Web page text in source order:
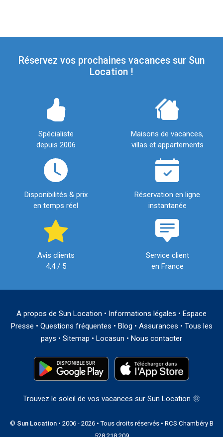
Réservez vos prochaines vacances sur Sun
Location !
Spécialiste
depuis 2006
Maisons de vacances,
villas et appartements
Disponibilités & prix
en temps réel
Réservation en ligne
instantanée
Avis clients
4,4 / 5
Service client
en France
A propos de Sun Location • Informations légales • Espace
Presse • Questions fréquentes • Blog • Assurances • Tous les
pays • Sitemap • Locasun • Nous contacter
Trouvez le soleil de vos vacances sur Sun Location 🌞
© Sun Location• 2006 - 2026 • Tous droits réservés • RCS Chambéry B